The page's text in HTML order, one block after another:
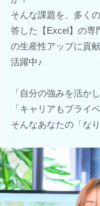
そんな課題を、多く
答した【Excel】の専
の生産性アップに貢
活躍中♪
「自分の強みを活か
「キャリアもプライ
そんなあなたの「な